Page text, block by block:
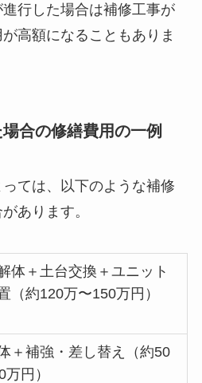
行した場合は補修工事が
高額になることもありま
合の修繕費用の一例
ては、以下のような補修
あります。
体＋土台交換＋ユニット
（約120万〜150万円）
＋補強・差し替え（約50
円）